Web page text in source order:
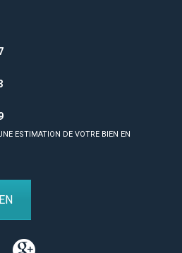
ESTIMATION DE VOTRE BIEN EN